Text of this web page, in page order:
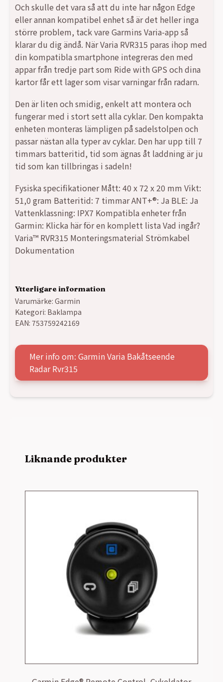
Och skulle det vara så att du inte har någon Edge
eller annan kompatibel enhet så är det heller inga
större problem, tack vare Garmins Varia-app så
klarar du dig ändå. När Varia RVR315 paras ihop med
din kompatibla smartphone integreras den med
appar från tredje part som Ride with GPS och dina
kartor får ett lager som visar varningar från radarn.
Den är liten och smidig, enkelt att montera och
fungerar med i stort sett alla cyklar. Den kompakta
enheten monteras lämpligen på sadelstolpen och
passar nästan alla typer av cyklar. Den har upp till 7
timmars batteritid, tid som ägnas åt laddning är ju
tid som kan tillbringas i sadeln!
Fysiska specifikationer Mått: 40 x 72 x 20 mm Vikt:
51,0 gram Batteritid: 7 timmar ANT+®: Ja BLE: Ja
Vattenklassning: IPX7 Kompatibla enheter från
Garmin: Klicka här för en komplett lista Vad ingår?
Varia™ RVR315 Monteringsmaterial Strömkabel
Dokumentation
Ytterligare information
Varumärke: Garmin
Kategori: Baklampa
EAN: 753759242169
Mer info om: Garmin Varia Bakåtseende
Radar Rvr315
Liknande produkter